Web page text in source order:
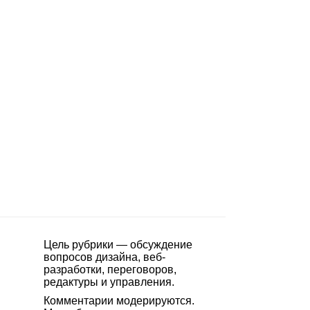
Цель рубрики — обсуждение
вопросов дизайна, веб-
разработки, переговоров,
редактуры и управления.
Комментарии модерируются.